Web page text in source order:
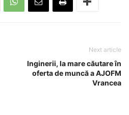
Next article
Inginerii, la mare căutare în
oferta de muncă a AJOFM
Vrancea